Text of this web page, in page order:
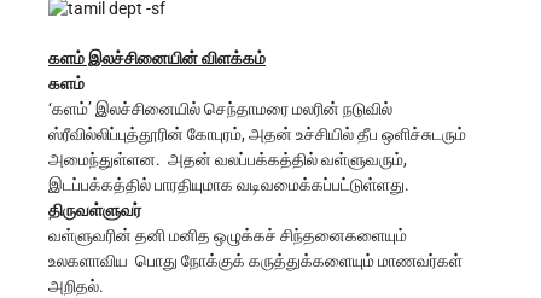
களம் இலச்சினையின் விளக்கம்
களம்
‘களம்’ இலச்சினையில் செந்தாமரை மலரின் நடுவில்
ஸ்ரீவில்லிப்புத்தூரின் கோபுரம், அதன் உச்சியில் தீப ஒளிச்சுடரும்
அமைந்துள்ளன. அதன் வலப்பக்கத்தில் வள்ளுவரும்,
இடப்பக்கத்தில் பாரதியுமாக வடிவமைக்கப்பட்டுள்ளது.
திருவள்ளுவர்
வள்ளுவரின் தனி மனித ஒழுக்கச் சிந்தனைகளையும்
உலகளாவிய பொது நோக்குக் கருத்துக்களையும் மாணவர்கள்
அறிதல்.